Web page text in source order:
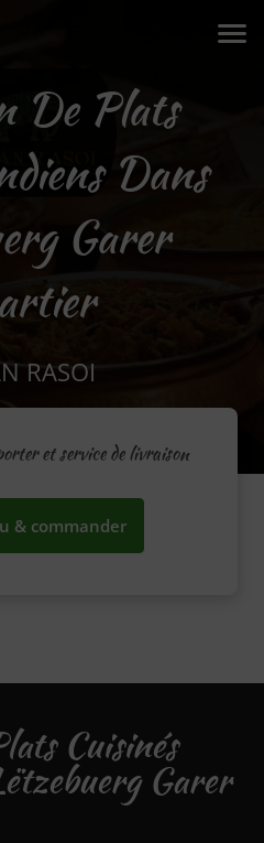
De Plats
Dans
Garer
RASOI
et service de livraison
& commander
Cuisinés
Garer